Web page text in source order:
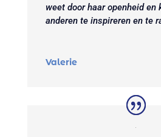
weet door haar openheid en
anderen te inspireren en te
Valerie